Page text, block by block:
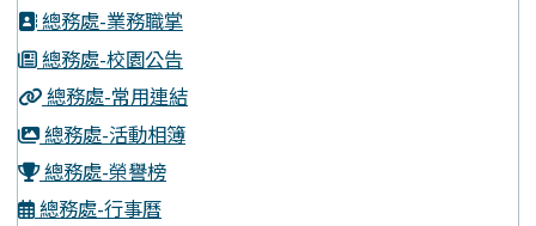
總務處-業務職掌
總務處-校園公告
總務處-常用連結
總務處-活動相簿
總務處-榮譽榜
總務處-行事曆